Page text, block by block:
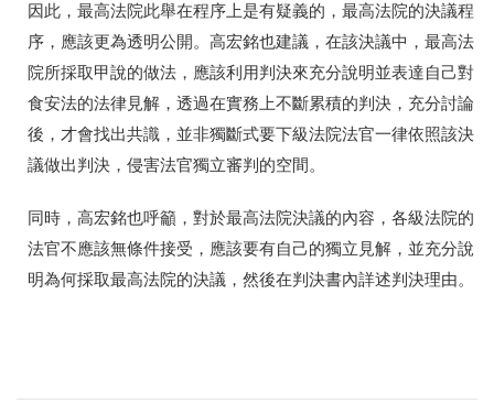
因此，最高法院此舉在程序上是有疑義的，最高法院的決議程
序，應該更為透明公開。高宏銘也建議，在該決議中，最高法
院所採取甲說的做法，應該利用判決來充分說明並表達自己對
食安法的法律見解，透過在實務上不斷累積的判決，充分討論
後，才會找出共識，並非獨斷式要下級法院法官一律依照該決
議做出判決，侵害法官獨立審判的空間。
同時，高宏銘也呼籲，對於最高法院決議的內容，各級法院的
法官不應該無條件接受，應該要有自己的獨立見解，並充分說
明為何採取最高法院的決議，然後在判決書內詳述判決理由。